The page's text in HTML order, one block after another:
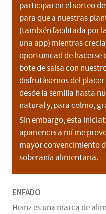
participar en el sorteo
para que a nuestras
(también facilitada por
una app) mientras
oportunidad de hacerse
bote de salsa con
disfrutásemos del
desde la semilla hasta
natural y, para colmo,
Sin embargo, esta
apariencia a mí me
mayor convencimiento
soberanía alimentaria.
ENFADO
Heinz es una marca de